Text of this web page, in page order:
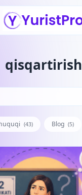
qisqartirish
(43) Blog (5)